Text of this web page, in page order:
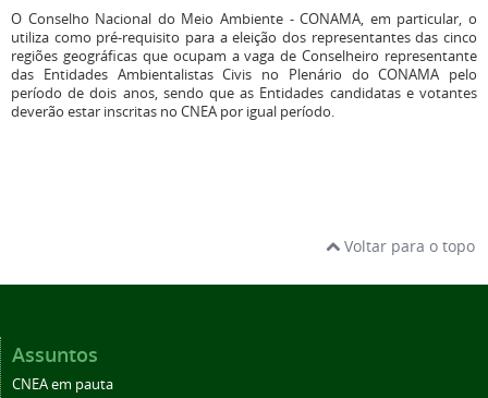
O Conselho Nacional do Meio Ambiente - CONAMA, em particular, o
utiliza como pré-requisito para a eleição dos representantes das cinco
regiões geográficas que ocupam a vaga de Conselheiro representante
das Entidades Ambientalistas Civis no Plenário do CONAMA pelo
período de dois anos, sendo que as Entidades candidatas e votantes
deverão estar inscritas no CNEA por igual período.
Voltar para o topo
Assuntos
CNEA em pauta